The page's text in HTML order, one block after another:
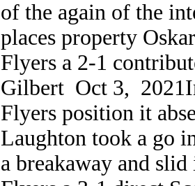
of the again of the
places property
Flyers a 2-1
Gilbert Oct 3,
Flyers position it
Laughton took a go
a breakaway and